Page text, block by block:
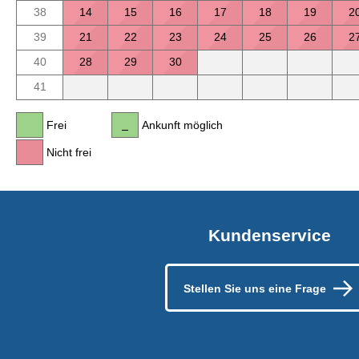
38 14 15 16 17 18 19
39
21 22 23 24 25 26
40
28 29
30
41
Frei
Nicht frei
Ankunft möglich
Kundenservice
Stellen Sie uns eine Frage